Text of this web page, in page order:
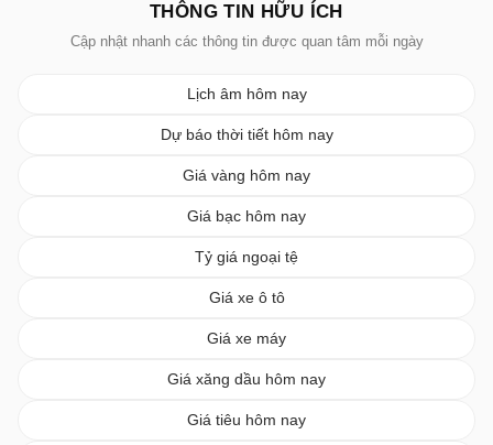
THÔNG TIN HỮU ÍCH
Cập nhật nhanh các thông tin được quan tâm mỗi ngày
Lịch âm hôm nay
Dự báo thời tiết hôm nay
Giá vàng hôm nay
Giá bạc hôm nay
Tỷ giá ngoại tệ
Giá xe ô tô
Giá xe máy
Giá xăng dầu hôm nay
Giá tiêu hôm nay